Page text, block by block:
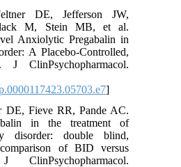
DE, Jefferson JW,
M, Stein MB, et al.
Anxiolytic Pregabalin in
A Placebo-Controlled,
J ClinPsychopharmacol.
DE, Fieve RR, Pande AC.
in the treatment of
disorder: double blind,
comparison of BID versus